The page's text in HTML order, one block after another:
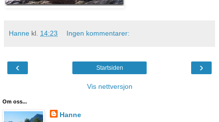
Hanne kl. 14:23 Ingen kommentarer:
‹ ›
Startsiden
Vis nettversjon
Om oss...
Hanne